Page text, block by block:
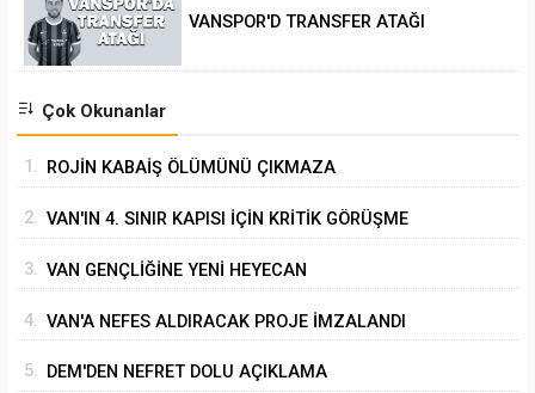
VANSPOR'D TRANSFER ATAĞI
Çok Okunanlar
1. ROJİN KABAİŞ ÖLÜMÜNÜ ÇIKMAZA
2. VAN'IN 4. SINIR KAPISI İÇİN KRİTİK GÖRÜŞME
3. VAN GENÇLİĞİNE YENİ HEYECAN
4. VAN'A NEFES ALDIRACAK PROJE İMZALANDI
5. DEM'DEN NEFRET DOLU AÇIKLAMA